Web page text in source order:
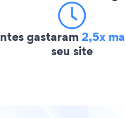
gastaram2,5x
seu site